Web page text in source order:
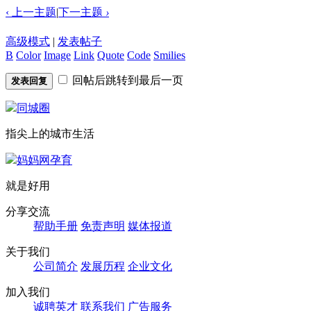
‹ 上一主题|下一主题 ›
高级模式 | 发表帖子
B Color Image Link Quote Code Smilies
发表回复 回帖后跳转到最后一页
同城圈
指尖上的城市生活
妈妈网孕育
就是好用
分享交流
帮助手册 免责声明 媒体报道
关于我们
公司简介 发展历程 企业文化
加入我们
诚聘英才 联系我们 广告服务